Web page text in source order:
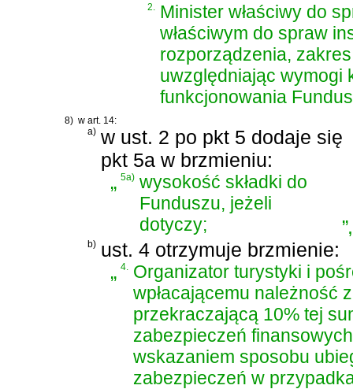
2.
Minister właściwy do
właściwym do spraw
rozporządzenia,
uwzględniając wymogi
funkcjonowania
8) w art. 14:
a) w ust. 2 po pkt 5 dodaje się
pkt 5a w brzmieniu:
„5a) wysokość składki do
Funduszu, jeżeli
dotyczy;
”
,
b) ust. 4 otrzymuje brzmienie:
„4. Organizator turystyki i
wpłacającemu należność
przekraczającą 10% tej
zabezpieczeń
wskazaniem sposobu
zabezpieczeń w